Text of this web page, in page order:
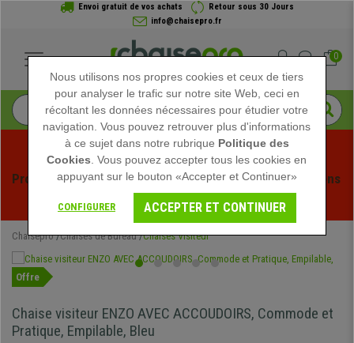
Envoi gratuit de vos achats
Retour sous 30 Jours
info@chaisepro.fr
0
Profitez des soldes d'été chez Chaisepro ! Des réductions
exclusives pour une durée limitée - Voir l'offre
Chaisepro Chaises de Bureau Chaises Visiteur
Offre
Chaise visiteur ENZO AVEC ACCOUDOIRS, Commode et
Pratique, Empilable, Bleu
Nous utilisons nos propres cookies et ceux de tiers
pour analyser le trafic sur notre site Web, ceci en
récoltant les données nécessaires pour étudier votre
navigation. Vous pouvez retrouver plus d'informations
à ce sujet dans notre rubrique Politique des
Cookies . Vous pouvez accepter tous les cookies en
appuyant sur le bouton «Accepter et Continuer»
CONFIGURER ACCEPTER ET CONTINUER